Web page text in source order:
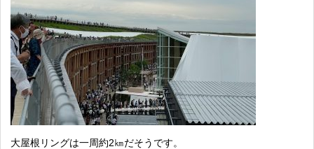
大屋根リングは一周約2㎞だそうです。